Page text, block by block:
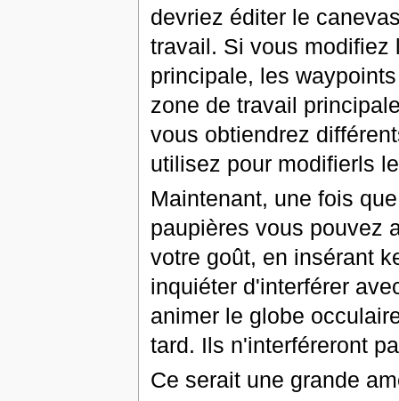
devriez éditer le
travail. Si vous modifiez
principale, les
zone de travail
vous obtiendrez
utilisez pour modifierls
Maintenant, une fois
paupières vous pouvez
votre goût, en insérant
inquiéter d'interférer
animer le globe
tard. Ils n'interféreront
Ce serait une grande